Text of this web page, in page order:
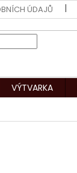
ÚDAJŮ
VÝTVARKA